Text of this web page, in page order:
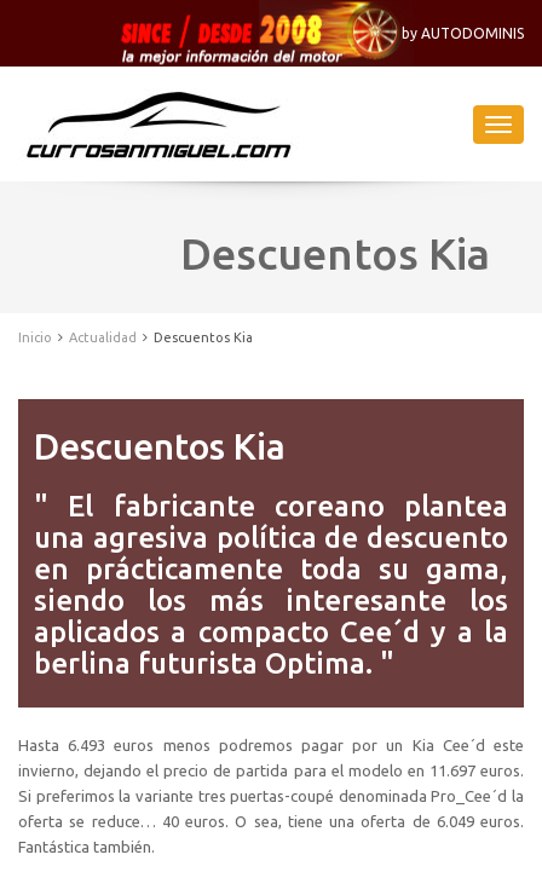
by AUTODOMINIS
Descuentos Kia
Inicio Actualidad Descuentos Kia
Descuentos Kia
" El fabricante coreano plantea
una agresiva política de descuento
en prácticamente toda su gama,
siendo los más interesante los
aplicados a compacto Cee´d y a la
berlina futurista Optima. "
Hasta 6.493 euros menos podremos pagar por un Kia Cee´d este
invierno, dejando el precio de partida para el modelo en 11.697 euros.
Si preferimos la variante tres puertas-coupé denominada Pro_Cee´d la
oferta se reduce… 40 euros. O sea, tiene una oferta de 6.049 euros.
Fantástica también.